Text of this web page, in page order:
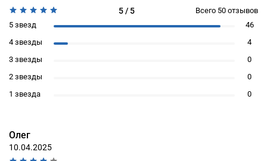
Олег
10.04.2025
5 / 5 Всего 50 отзывов
5 звезд
46
4 звезды
4
3 звезды
0
2 звезды
0
1 звезда
0